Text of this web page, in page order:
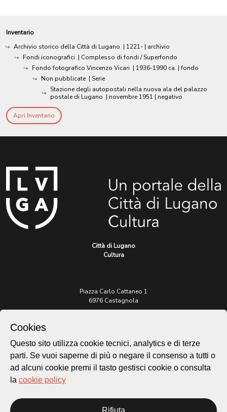
Inventario
Archivio storico della Città di Lugano | 1221- | archivio
Fondi iconografici | Complesso di fondi / Superfondo
Fondo fotografico Vincenzo Vicari | 1936-1990 ca. | fondo
Non pubblicate | Serie
Stazione degli autopostali nella nuova ala del palazzo
postale di Lugano | novembre 1951 | negativo
Apri Inventario
Città di Lugano
Cultura
Piazza Carlo Cattaneo 1
6976 Castagnola
Per informazioni:
patrimonio@lugano.ch
t. +41 58 866 68 50
Cookie policy
Cookies
Questo sito utilizza cookie tecnici, analytics e di terze
parti. Se vuoi saperne di più o negare il consenso a tutti o
ad alcuni cookie premi il tasto gestisci cookie o consulta
la cookie policy
Rifiuta